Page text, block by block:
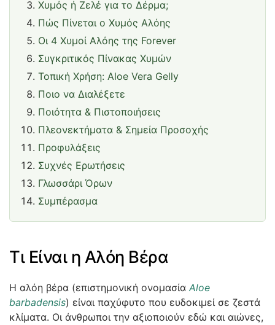
Χυμός ή Ζελέ για το Δέρμα;
Πώς Πίνεται ο Χυμός Αλόης
Οι 4 Χυμοί Αλόης της Forever
Συγκριτικός Πίνακας Χυμών
Τοπική Χρήση: Aloe Vera Gelly
Ποιο να Διαλέξετε
Ποιότητα & Πιστοποιήσεις
Πλεονεκτήματα & Σημεία Προσοχής
Προφυλάξεις
Συχνές Ερωτήσεις
Γλωσσάρι Όρων
Συμπέρασμα
Τι Είναι η Αλόη Βέρα
Η αλόη βέρα (επιστημονική ονομασία Aloe
barbadensis) είναι παχύφυτο που ευδοκιμεί σε ζεστά
κλίματα. Οι άνθρωποι την αξιοποιούν εδώ και αιώνες,